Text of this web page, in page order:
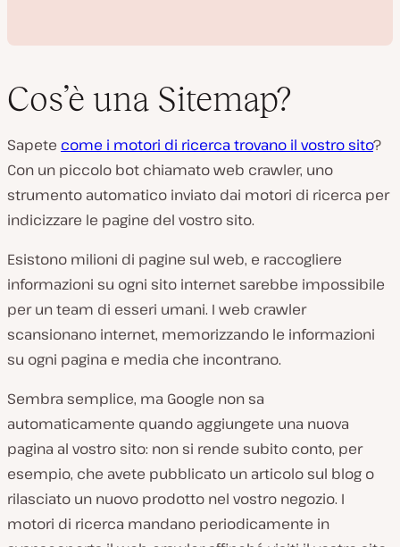
i
p
r
d
c
i
v
i
d
o
Cos’è una Sitemap?
Sapete come i motori di ricerca trovano il vostro sito?
Con un piccolo bot chiamato web crawler, uno
strumento automatico inviato dai motori di ricerca per
indicizzare le pagine del vostro sito.
Esistono milioni di pagine sul web, e raccogliere
informazioni su ogni sito internet sarebbe impossibile
per un team di esseri umani. I web crawler
scansionano internet, memorizzando le informazioni
su ogni pagina e media che incontrano.
Sembra semplice, ma Google non sa
automaticamente quando aggiungete una nuova
pagina al vostro sito: non si rende subito conto, per
esempio, che avete pubblicato un articolo sul blog o
rilasciato un nuovo prodotto nel vostro negozio. I
motori di ricerca mandano periodicamente in